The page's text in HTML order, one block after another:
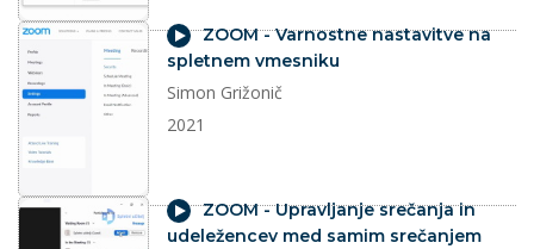
videoZOOM - Varnostne nastavitve na
spletnem vmesniku
Simon Grižonič
2021
videoZOOM - Upravljanje srečanja in
udeležencev med samim srečanjem